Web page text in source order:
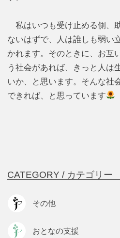
私はいつも受け止める側、
ないはずで、人は誰しも弱い
かれます。そのときに、お互
う社会があれば、きっと人は
いか、と思います。そんな社
できれば、と思っています
CATEGORY / カテゴリー
その他
おとなの支援